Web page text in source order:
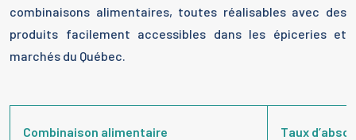
combinaisons alimentaires, toutes réalisables avec des
produits facilement accessibles dans les épiceries et
marchés du Québec.
Combinaison alimentaire Taux